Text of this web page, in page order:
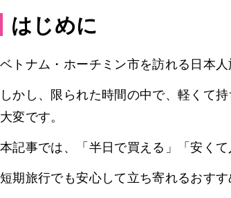
はじめに
ベトナム・ホーチミン市を訪れる日本
しかし、限られた時間の中で、軽くて
大変です。
本記事では、「半日で買える」「安く
短期旅行でも安心して立ち寄れるおす